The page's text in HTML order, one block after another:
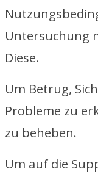
Untersuchung
Diese.
Um Betrug,
Probleme zu
zu beheben.
Um auf die